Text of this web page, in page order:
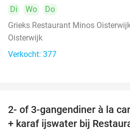
Di Wo
Do
Grieks Restaurant Minos
Oisterwijk
Verkocht: 377
2- of 3-gangendiner à la
+ karaf ijswater bij